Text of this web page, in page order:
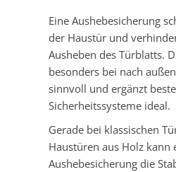
Eine Aushebesicherung
der Haustür und
Ausheben des Türblatts.
besonders bei nach
sinnvoll und ergänzt
Sicherheitssysteme ideal.
Gerade bei klassischen
Haustüren aus Holz kann
Aushebesicherung die